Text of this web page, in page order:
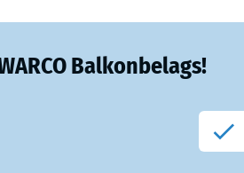
Balkonbelags!